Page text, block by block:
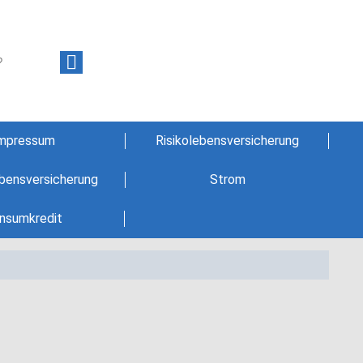
Risikolebensversicherung
Strom